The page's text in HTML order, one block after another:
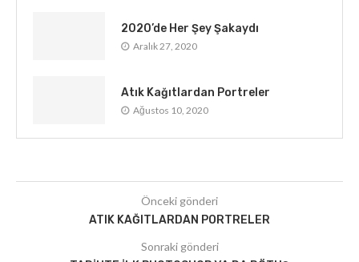
2020’de Her Şey Şakaydı
Aralık 27, 2020
Atık Kağıtlardan Portreler
Ağustos 10, 2020
Önceki gönderi
ATIK KAĞITLARDAN PORTRELER
Sonraki gönderi